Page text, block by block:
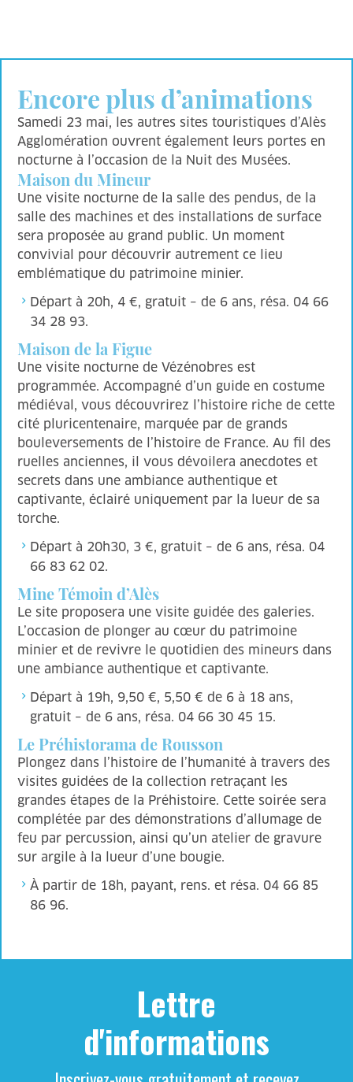
Encore plus d’animations
Samedi 23 mai, les autres sites touristiques d’Alès
Agglomération ouvrent également leurs portes en
nocturne à l’occasion de la Nuit des Musées.
Maison du Mineur
Une visite nocturne de la salle des pendus, de la
salle des machines et des installations de surface
sera proposée au grand public. Un moment
convivial pour découvrir autrement ce lieu
emblématique du patrimoine minier.
Départ à 20h, 4 €, gratuit – de 6 ans, résa. 04 66
34 28 93.
Maison de la Figue
Une visite nocturne de Vézénobres est
programmée. Accompagné d’un guide en costume
médiéval, vous découvrirez l’histoire riche de cette
cité pluricentenaire, marquée par de grands
bouleversements de l’histoire de France. Au fil des
ruelles anciennes, il vous dévoilera anecdotes et
secrets dans une ambiance authentique et
captivante, éclairé uniquement par la lueur de sa
torche.
Départ à 20h30, 3 €, gratuit – de 6 ans, résa. 04
66 83 62 02.
Mine Témoin d’Alès
Le site proposera une visite guidée des galeries.
L’occasion de plonger au cœur du patrimoine
minier et de revivre le quotidien des mineurs dans
une ambiance authentique et captivante.
Départ à 19h, 9,50 €, 5,50 € de 6 à 18 ans,
gratuit – de 6 ans, résa. 04 66 30 45 15.
Le Préhistorama de Rousson
Plongez dans l’histoire de l’humanité à travers des
visites guidées de la collection retraçant les
grandes étapes de la Préhistoire. Cette soirée sera
complétée par des démonstrations d’allumage de
feu par percussion, ainsi qu’un atelier de gravure
sur argile à la lueur d’une bougie.
À partir de 18h, payant, rens. et résa. 04 66 85
86 96.
Lettre
d'informations